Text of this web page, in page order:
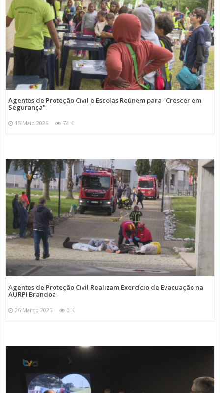
Agentes de Proteção Civil e Escolas Reúnem para "Crescer em
Segurança"
15 Maio 2026 74 K
Agentes de Proteção Civil Realizam Exercício de Evacuação na
AURPI Brandoa
26 Março 2025 0 K